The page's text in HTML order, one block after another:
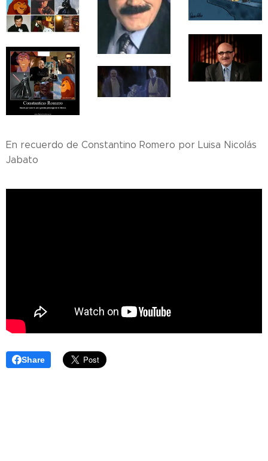
En recuerdo de Constantino Romero por Luisa Nicolás
Jabato
Share